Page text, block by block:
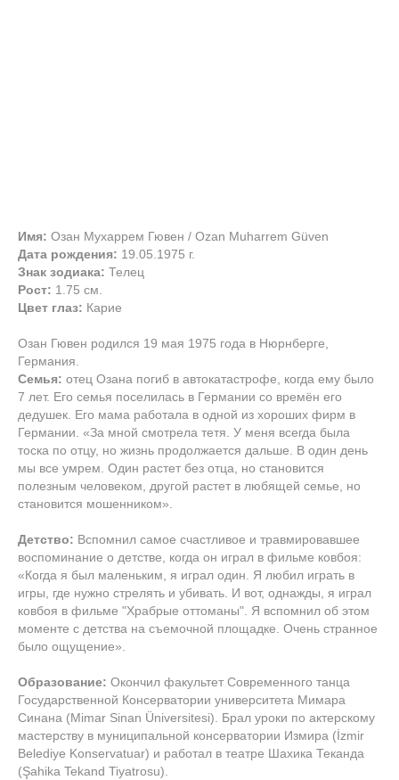
Имя: Озан Мухаррем Гювен / Ozan Muharrem Güven
Дата рождения: 19.05.1975 г.
Знак зодиака: Телец
Рост: 1.75 см.
Цвет глаз: Карие
Озан Гювен родился 19 мая 1975 года в Нюрнберге,
Германия.
Семья: отец Озана погиб в автокатастрофе, когда ему было
7 лет. Его семья поселилась в Германии со времён его
дедушек. Его мама работала в одной из хороших фирм в
Германии. «За мной смотрела тетя. У меня всегда была
тоска по отцу, но жизнь продолжается дальше. В один день
мы все умрем. Один растет без отца, но становится
полезным человеком, другой растет в любящей семье, но
становится мошенником».
Детство: Вспомнил самое счастливое и травмировавшее
воспоминание о детстве, когда он играл в фильме ковбоя:
«Когда я был маленьким, я играл один. Я любил играть в
игры, где нужно стрелять и убивать. И вот, однажды, я играл
ковбоя в фильме "Храбрые оттоманы". Я вспомнил об этом
моменте с детства на съемочной площадке. Очень странное
было ощущение».
Образование: Окончил факультет Современного танца
Государственной Консерватории университета Мимара
Синана (Mimar Sinan Üniversitesi). Брал уроки по актерскому
мастерству в муниципальной консерватории Измира (İzmir
Belediye Konservatuar) и работал в театре Шахика Теканда
(Şahika Tekand Tiyatrosu).